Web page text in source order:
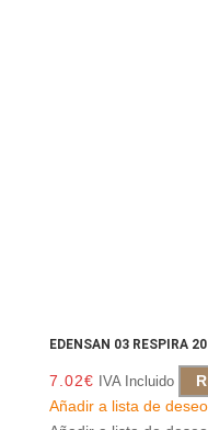
EDENSAN 03 RESPIRA
7.02€ IVA Incluido
Añadir a lista de